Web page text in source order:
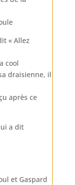
« Allez
cool
draisienne, il
après ce
a dit
et Gaspard